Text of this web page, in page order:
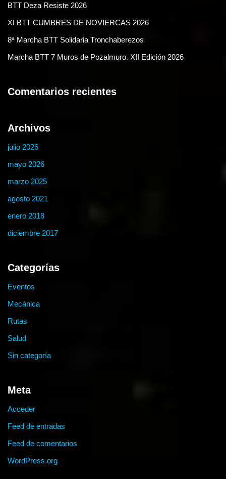
BTT Deza Resiste 2026
XI BTT CUMBRES DE NOVIERCAS 2026
8ª Marcha BTT Solidaria Tronchaberezos
Marcha BTT 7 Muros de Pozalmuro. XII Edición 2026
Comentarios recientes
Archivos
julio 2026
mayo 2026
marzo 2025
agosto 2021
enero 2018
diciembre 2017
Categorías
Eventos
Mecánica
Rutas
Salud
Sin categoría
Meta
Acceder
Feed de entradas
Feed de comentarios
WordPress.org